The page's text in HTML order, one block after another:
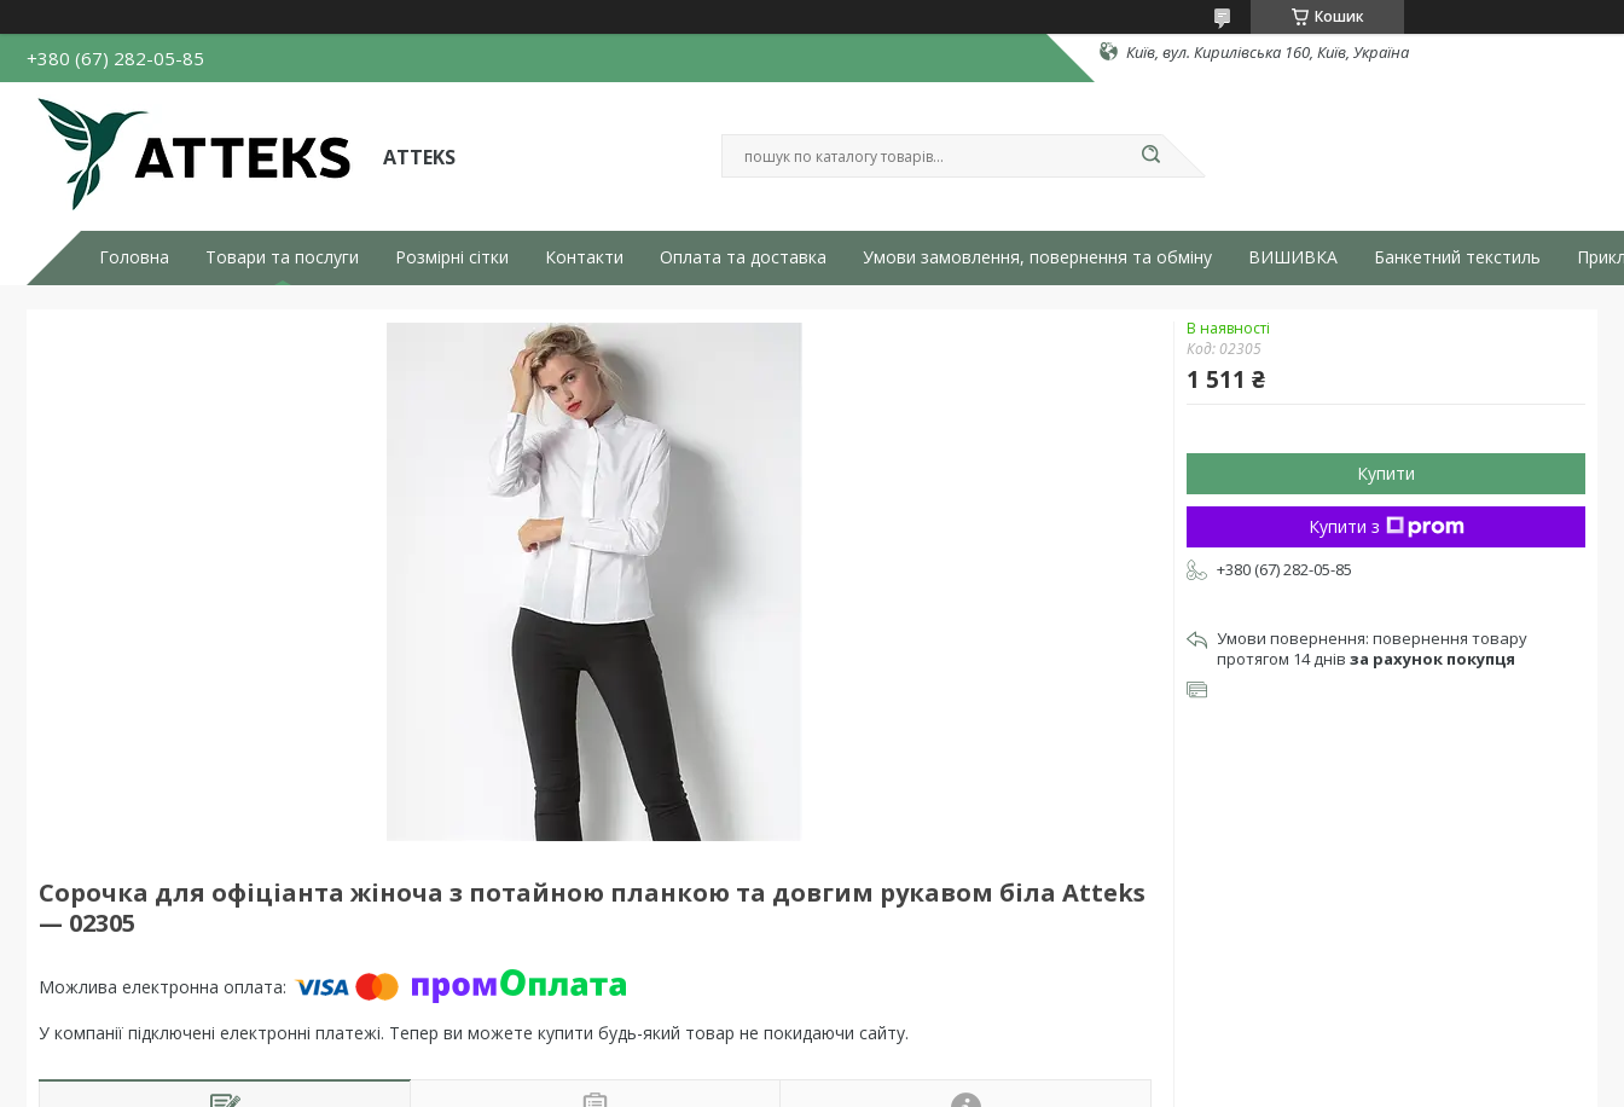
Кошик
+380 (67) 282-05-85 Київ, вул. Кирилівська 160, Київ, Україна
ATTEKS
Головна Товари та послуги Розмірні сітки Контакти Оплата та доставка Умови замовлення, повернення та обміну ВИШИВКА Банкетний текстиль
Сорочка для офіціанта жіноча з потайною планкою та довгим рукавом біла Atteks
— 02305
У компанії підключені електронні платежі. Тепер ви можете купити будь-який товар не покидаючи сайту.
В наявності
Код: 02305
1 511 ₴
Купити
Купити з
+380 (67) 282-05-85
повернення товару
протягом 14 днів за рахунок покупця